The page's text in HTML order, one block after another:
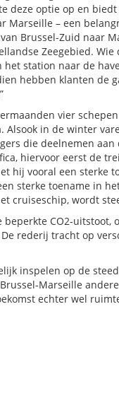
deze optie op en
– een
Brussel-Zuid naar
Zeegebied.
station naar de
hebben klanten
vier schepen
Alsook in de winter
die deelnemen aan
hiervoor eerst de
hij vooral een sterke
sterke toename in
cruiseschip, wordt
beperkte CO2-
rederij tracht op
inspelen op de
Marseille
echter wel